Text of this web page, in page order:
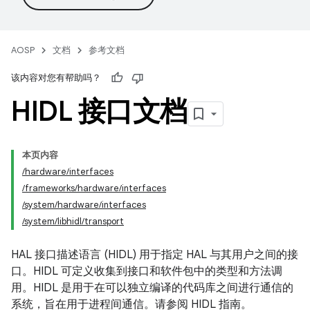
AOSP 文档 参考文档
该内容对您有帮助吗？
HIDL 接口文档
本页内容
/hardware/interfaces
/frameworks/hardware/interfaces
/system/hardware/interfaces
/system/libhidl/transport
HAL 接口描述语言 (HIDL) 用于指定 HAL 与其用户之间的接
口。HIDL 可定义收集到接口和软件包中的类型和方法调
用。HIDL 是用于在可以独立编译的代码库之间进行通信的
系统，旨在用于进程间通信。请参阅 HIDL 指南。